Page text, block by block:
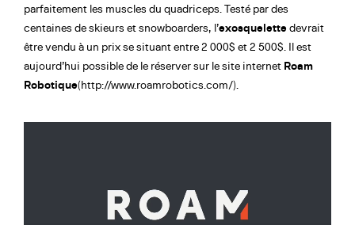
parfaitement les muscles du quadriceps. Testé par des
centaines de skieurs et snowboarders, l’exosquelette devrait
être vendu à un prix se situant entre 2 000$ et 2 500$. Il est
aujourd’hui possible de le réserver sur le site internet Roam
Robotique(http://www.roamrobotics.com/).